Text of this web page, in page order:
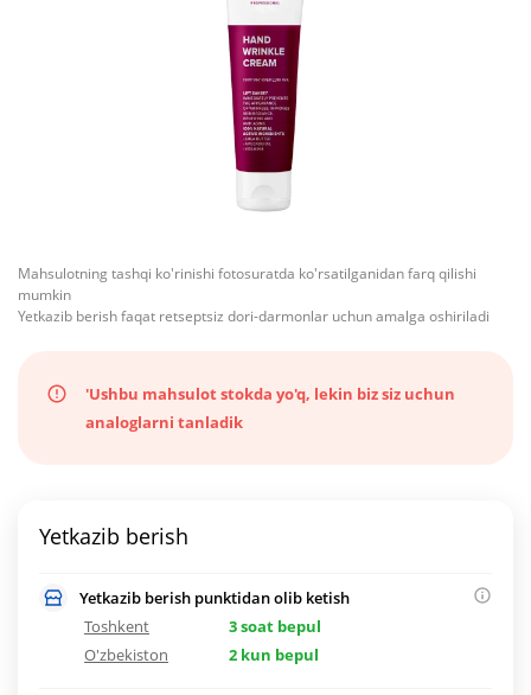
Mahsulotning tashqi ko'rinishi fotosuratda ko'rsatilganidan farq qilishi
mumkin
Yetkazib berish faqat retseptsiz dori-darmonlar uchun amalga oshiriladi
'Ushbu mahsulot stokda yo'q, lekin biz siz uchun
analoglarni tanladik
Yetkazib berish
Yetkazib berish punktidan olib ketish
Toshkent
3 soat bepul
O'zbekiston
2 kun bepul